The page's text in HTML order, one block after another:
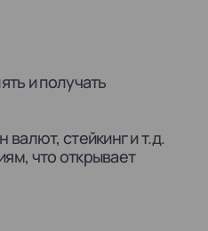
и получать
стейкинг и т.д.
что открывает